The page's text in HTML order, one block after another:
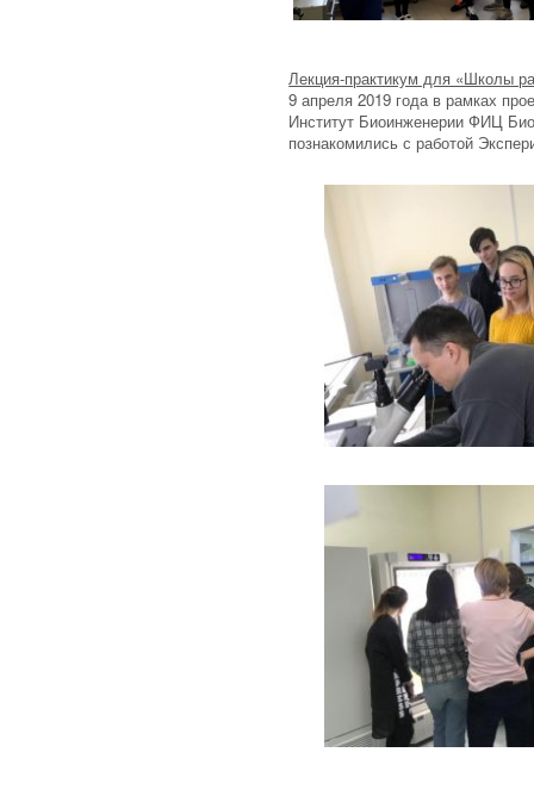
Лекция-практикум для «Школы
9 апреля 2019 года в рамках
Институт Биоинженерии ФИЦ
познакомились с работой